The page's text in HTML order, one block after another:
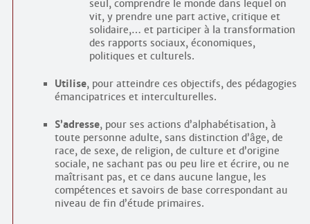
seul, comprendre le monde dans lequel on
vit, y prendre une part active, critique et
solidaire,… et participer à la transformation
des rapports sociaux, économiques,
politiques et culturels.
Utilise, pour atteindre ces objectifs, des pédagogies
émancipatrices et interculturelles.
S’adresse, pour ses actions d’alphabétisation, à
toute personne adulte, sans distinction d’âge, de
race, de sexe, de religion, de culture et d’origine
sociale, ne sachant pas ou peu lire et écrire, ou ne
maîtrisant pas, et ce dans aucune langue, les
compétences et savoirs de base correspondant au
niveau de fin d’étude primaires.